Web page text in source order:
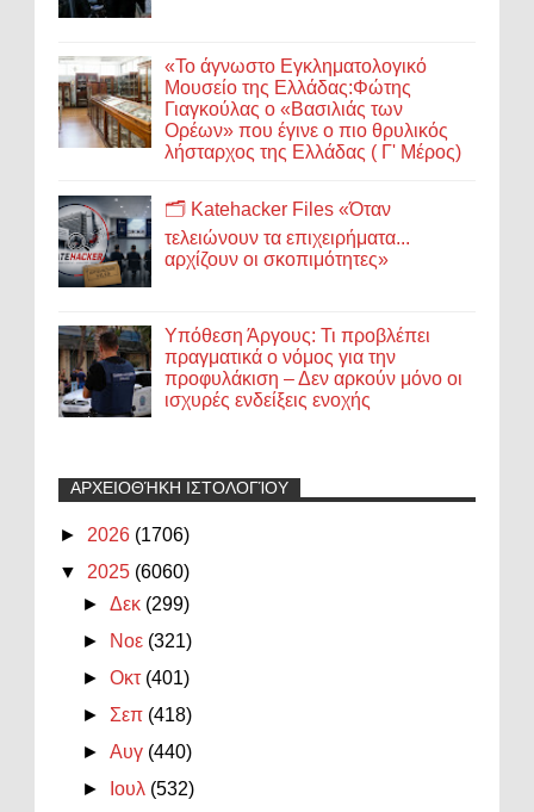
«Το άγνωστο Εγκληματολογικό
Μουσείο της Ελλάδας:Φώτης
Γιαγκούλας ο «Βασιλιάς των
Ορέων» που έγινε ο πιο θρυλικός
λήσταρχος της Ελλάδας ( Γ' Μέρος)
🗂️ Katehacker Files «Όταν
τελειώνουν τα επιχειρήματα...
αρχίζουν οι σκοπιμότητες»
Υπόθεση Άργους: Τι προβλέπει
πραγματικά ο νόμος για την
προφυλάκιση – Δεν αρκούν μόνο οι
ισχυρές ενδείξεις ενοχής
ΑΡΧΕΙΟΘΉΚΗ ΙΣΤΟΛΟΓΊΟΥ
► 2026 (1706)
▼ 2025 (6060)
►Δεκ (299)
►
Νοε (321)
►Οκτ (401)
► Σεπ (418)
►Αυγ (440)
►
Ιουλ (532)